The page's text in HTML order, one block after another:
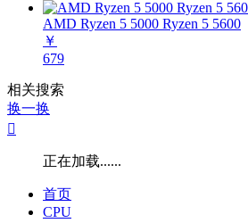
AMD Ryzen 5 5000 Ryzen 5 5600
￥
679
相关搜索
换一换

正在加载......
首页
CPU